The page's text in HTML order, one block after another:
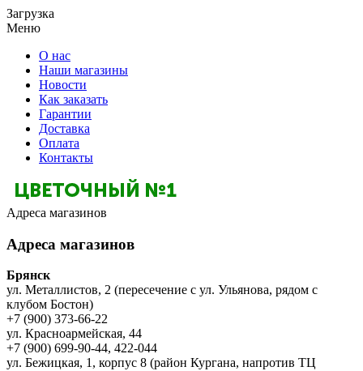
Загрузка
Меню
О нас
Наши магазины
Новости
Как заказать
Гарантии
Доставка
Оплата
Контакты
Адреса магазинов
Адреса магазинов
Брянск
ул. Металлистов, 2 (пересечение с ул. Ульянова, рядом с
клубом Бостон)
+7 (900) 373-66-22
ул. Красноармейская, 44
+7 (900) 699-90-44, 422-044
ул. Бежицкая, 1, корпус 8 (район Кургана, напротив ТЦ